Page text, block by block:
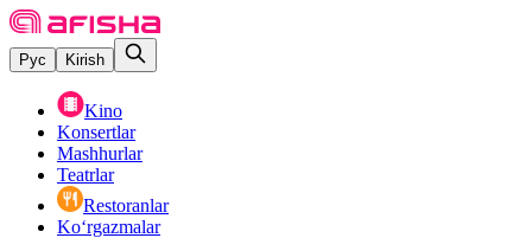
Рус Kirish
Kino
Konsertlar
Mashhurlar
Teatrlar
Restoranlar
Ko‘rgazmalar